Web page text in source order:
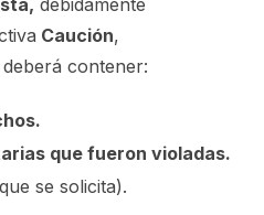
debidamente
Caución,
contener:
que fueron violadas.
se solicita).